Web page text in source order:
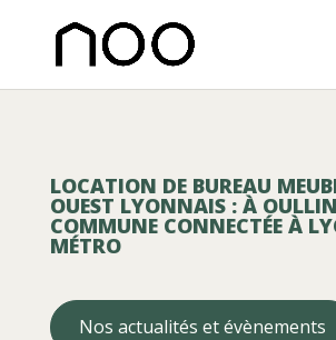
LOCATION DE BUREAU
OUEST LYONNAIS : À
COMMUNE CONNECTÉE À
MÉTRO
Nos actualités et évènements